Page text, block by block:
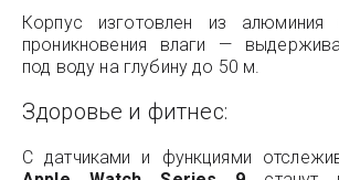
Корпус изготовлен из
проникновения влаги —
под воду на глубину до 50 м.
Здоровье и фитнес:
С датчиками и функциями